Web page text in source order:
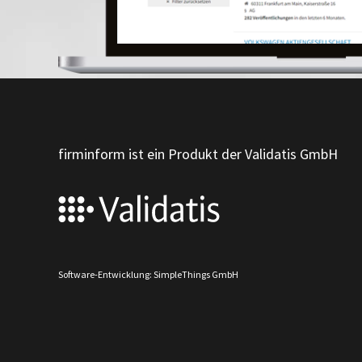
firminform ist ein Produkt der Validatis GmbH
Software-Entwicklung: SimpleThings GmbH